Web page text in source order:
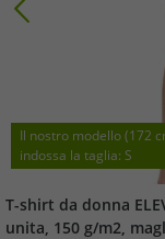
Il nostro modello (172
indossa la taglia: S
T-shirt da donna
unita, 150 g/m2,